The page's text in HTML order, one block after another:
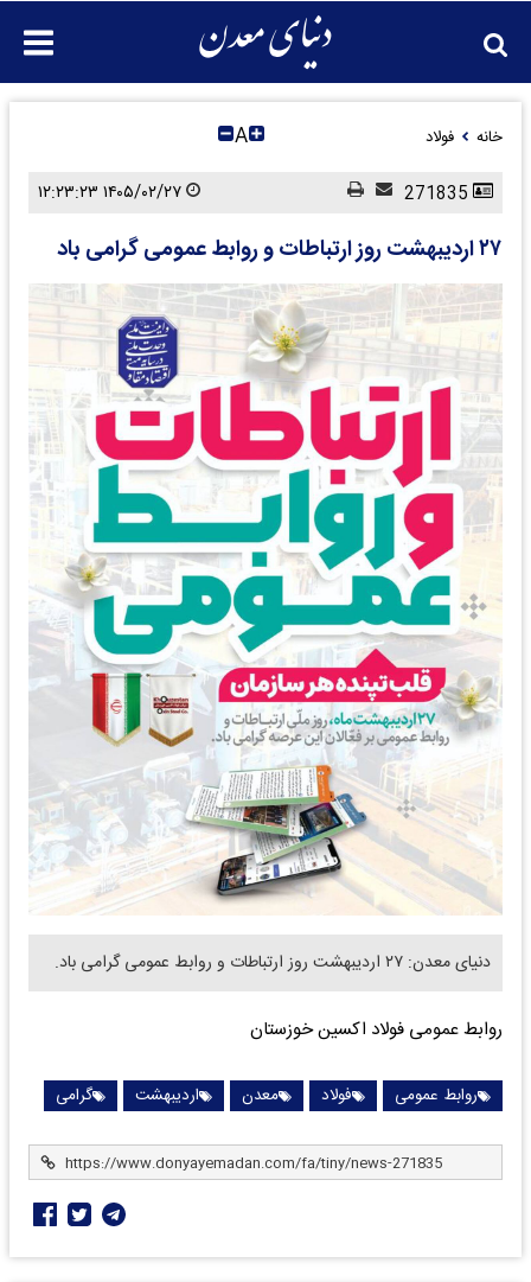
خانه فولاد A
۲۷ اردیبهشت روز ارتباطات و روابط عمومی گرامی باد
دنیای معدن: ۲۷ اردیبهشت روز ارتباطات و روابط عمومی گرامی باد.
روابط عمومی فولاد اکسین خوزستان
روابط عمومی فولاد معدن اردیبهشت گرامی